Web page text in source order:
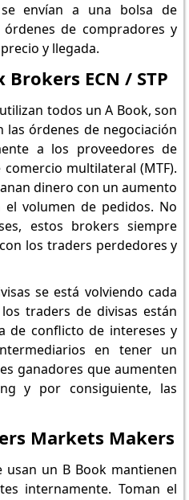
envían a una bolsa de
de compradores y
y llegada.
Brokers ECN / STP
todos un A Book, son
órdenes de negociación
a los proveedores de
multilateral (MTF).
dinero con un aumento
volumen de pedidos. No
estos brokers siempre
los traders perdedores y
se está volviendo cada
traders de divisas están
de conflicto de intereses y
en tener un
ganadores que aumenten
y por consiguiente, las
Markets Makers
usan un B Book mantienen
internamente. Toman el